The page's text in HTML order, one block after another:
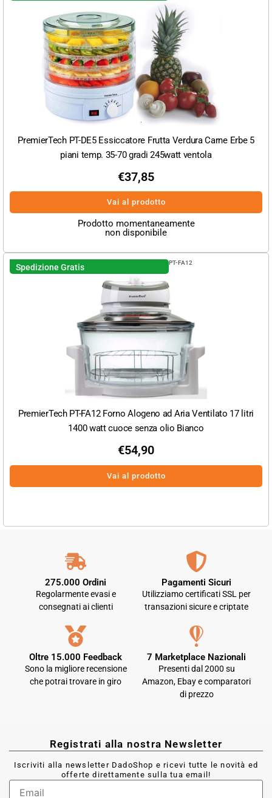
PremierTech PT-DE5 Essiccatore Frutta Verdura Carne Erbe 5
piani temp. 35-70 gradi 245watt ventola
€37,85
Vai al prodotto
Prodotto momentaneamente
non disponibile
Spedizione Gratis PT-FA12
PremierTech PT-FA12 Forno Alogeno ad Aria Ventilato 17 litri
1400 watt cuoce senza olio Bianco
€54,90
Vai al prodotto
275.000 Ordini
Regolarmente evasi e
consegnati ai clienti
Pagamenti Sicuri
Utilizziamo certificati SSL per
transazioni sicure e criptate
Oltre 15.000 Feedback
Sono la migliore recensione
che potrai trovare in giro
7 Marketplace Nazionali
Presenti dal 2000 su
Amazon, Ebay e comparatori
di prezzo
Registrati alla nostra Newsletter
Iscriviti alla newsletter DadoShop e ricevi tutte le novità ed
offerte direttamente sulla tua email!